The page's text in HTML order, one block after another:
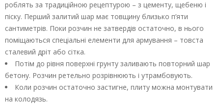
роблять за традиційною рецептурою – з цементу, щебеню і
піску. Перший залитий шар має товщину близько п’яти
сантиметрів. Поки розчин не затвердів остаточно, в нього
поміщаються спеціальні елементи для армування – товста
сталевий дріт або сітка.
Потім до рівня поверхні грунту заливають повторний шар
бетону. Розчин ретельно розрівнюють і утрамбовують.
Коли розчин остаточно застигне, плиту можна монтувати
на колодязь.